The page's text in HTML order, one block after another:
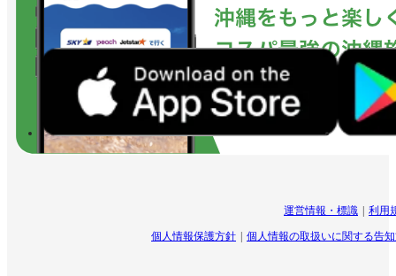
運営情報・標識 利用
個人情報保護方針 個人情報の取扱いに関する告